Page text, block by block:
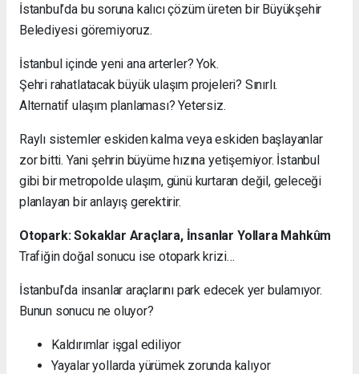
İstanbul’da bu soruna kalıcı çözüm üreten bir Büyükşehir
Belediyesi göremiyoruz.
İstanbul içinde yeni ana arterler? Yok.
Şehri rahatlatacak büyük ulaşım projeleri? Sınırlı.
Alternatif ulaşım planlaması? Yetersiz.
Raylı sistemler eskiden kalma veya eskiden başlayanlar
zor bitti. Yani şehrin büyüme hızına yetişemiyor. İstanbul
gibi bir metropolde ulaşım, günü kurtaran değil, geleceği
planlayan bir anlayış gerektirir.
Otopark: Sokaklar Araçlara, İnsanlar Yollara Mahkûm
Trafiğin doğal sonucu ise otopark krizi…
İstanbul’da insanlar araçlarını park edecek yer bulamıyor.
Bunun sonucu ne oluyor?
Kaldırımlar işgal ediliyor
Yayalar yollarda yürümek zorunda kalıyor